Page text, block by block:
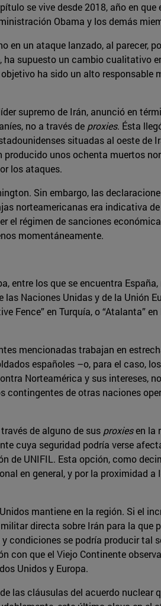
se vive desde 2018, año en que
Obama y los demás
en un ataque lanzado, al parecer,
ha supuesto un cambio cualitativo
ha sido un alto responsable
supremo de Irán, anunció en
no a través de proxies. Ésta
situadas al oeste de
unos ochenta muertos
los ataques.
Sin embargo, las
norteamericanas era indicativa
el régimen de sanciones
momentáneamente.
entre los que se encuentra
Naciones Unidas y de la Unión
Fence” en Turquía, o “Atalanta”
mencionadas trabajan en
españoles –o, para el caso,
Norteamérica y sus intereses,
contingentes de otras naciones
de alguno de sus proxiesen la
cuya seguridad podría verse
de UNIFIL. Esta opción, como
en general, y por la proximidad a
mantiene en la región. Si el
directa sobre Irán para la que
condiciones se podría producir tal
con que el Viejo Continente
Unidos y Europa.
las cláusulas del acuerdo nuclear